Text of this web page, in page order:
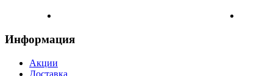
Информация
Акции
Доставка